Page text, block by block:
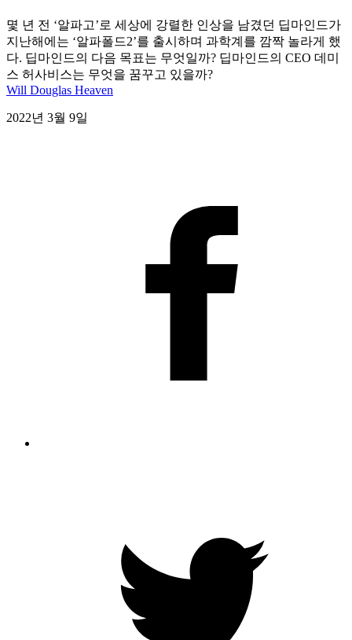
몇 년 전 ‘알파고’로 세상에 강렬한 인상을 남겼던 딥마인드가
지난해에는 ‘알파폴드2’를 출시하며 과학계를 깜짝 놀라게 했
다. 딥마인드의 다음 목표는 무엇일까? 딥마인드의 CEO 데미
스 허사비스는 무엇을 꿈꾸고 있을까?
Will Douglas Heaven
2022년 3월 9일